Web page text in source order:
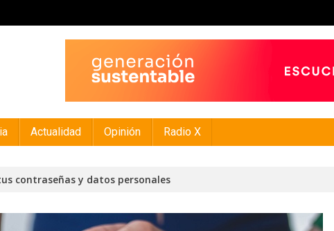
Actualidad Opinión Radio X
contraseñas y datos personales